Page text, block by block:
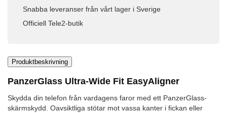
Snabba leveranser från vårt lager i Sverige
Officiell Tele2-butik
Produktbeskrivning
PanzerGlass Ultra-Wide Fit EasyAligner
Skydda din telefon från vardagens faror med ett PanzerGlass-
skärmskydd. Oavsiktliga stötar mot vassa kanter i fickan eller